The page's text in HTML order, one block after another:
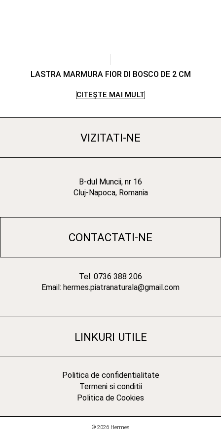
LASTRA MARMURA FIOR DI BOSCO DE 2 CM
CITEȘTE MAI MULT
VIZITATI-NE
B-dul Muncii, nr 16
Cluj-Napoca, Romania
CONTACTATI-NE
Tel: 0736 388 206
Email: hermes.piatranaturala@gmail.com
LINKURI UTILE
Politica de confidentialitate
Termeni si conditii
Politica de Cookies
© 2026 Hermes